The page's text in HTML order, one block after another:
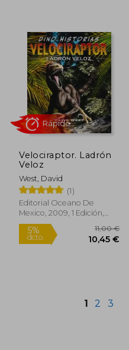
5%
dcto.
29,49 €
28,01 €
Velociraptor. Ladrón
Veloz
West, David
(1)
Editorial Oceano De
Mexico, 2009, 1 Edición,
Tapa Dura, Nuevo
1 2 3